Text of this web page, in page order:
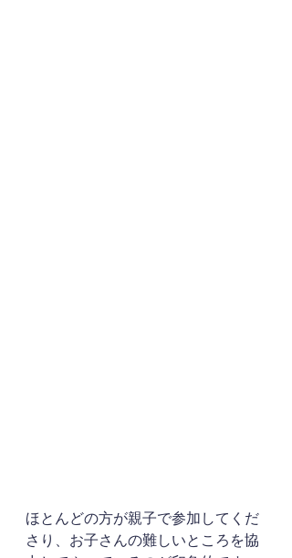
ほとんどの方が親子で参加してくだ
さり、お子さんの難しいところを協